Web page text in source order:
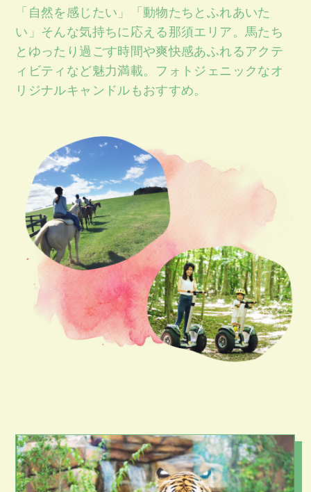
「自然を感じたい」「動物たちとふれあいた
い」そんな気持ちに応える那須エリア。馬たち
とゆったり過ごす時間や爽快感あふれるアクテ
ィビティなど魅力満載。フォトジェニックなオ
リジナルキャンドルもおすすめ。